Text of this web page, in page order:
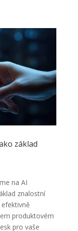
základ
na AI
znalostní
produktovém
pro vaše